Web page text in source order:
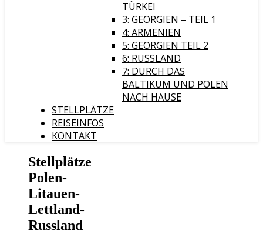
TÜRKEI
3: GEORGIEN – TEIL 1
4: ARMENIEN
5: GEORGIEN TEIL 2
6: RUSSLAND
7: DURCH DAS
BALTIKUM UND POLEN
NACH HAUSE
STELLPLÄTZE
REISEINFOS
KONTAKT
Stellplätze
Polen-
Litauen-
Lettland-
Russland